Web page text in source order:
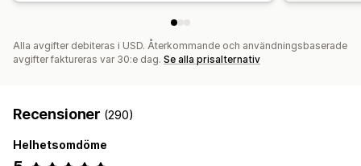
Alla avgifter debiteras i USD. Återkommande och användningsbaserade
avgifter faktureras var 30:e dag. Se alla prisalternativ
Recensioner (290)
Helhetsomdöme